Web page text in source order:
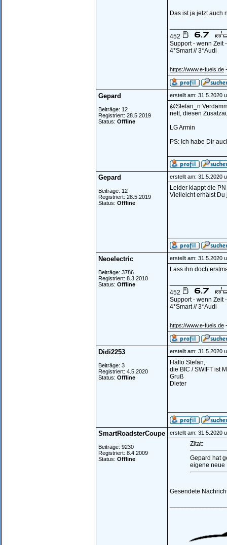
Das ist ja jetzt auch
452
Support - wenn Zeit
4*Smart // 3*Audi
https://www.e-fuels.de
Gepard
Beiträge: 12
Registriert: 28.5.2019
Status: Offline
erstellt am: 31.5.2020
@Stefan_n
nett, diesen
LG Armin
PS: Ich habe Dir
Gepard
Beiträge: 12
Registriert: 28.5.2019
Status: Offline
erstellt am: 31.5.2020
Leider klappt die
Vielleicht erhälst Du
Neoelectric
Beiträge: 3786
Registriert: 8.3.2010
Status: Offline
erstellt am: 31.5.2020
Lass ihn doch
452
Support - wenn Zeit
4*Smart // 3*Audi
https://www.e-fuels.de
Didi2253
Beiträge: 3
Registriert: 4.5.2020
Status: Offline
erstellt am: 31.5.2020
Hallo Stefan,
die BIC / SWIFT ist
Gruß
Dieter
SmartRoadsterCoupe
Beiträge: 9230
Registriert: 8.4.2009
Status: Offline
erstellt am: 31.5.2020
Zitat:
Gepard hat
eigene neue
Gesendete